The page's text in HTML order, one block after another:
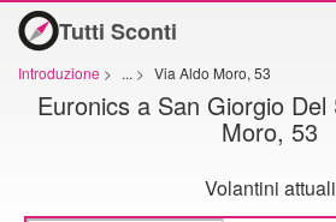
Tutti Sconti
Introduzione > ... > Via Aldo Moro, 53
Euronics a San Giorgio
Moro, 53
Volantini attuali